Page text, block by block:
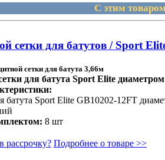
С этим
сетки для батутов / Sport
сетки для батута 3,66м
для батута Sport Elite
батута Sport Elite GB10202-12FT
8 шт
рассрочку? Подробнее о товаре >>